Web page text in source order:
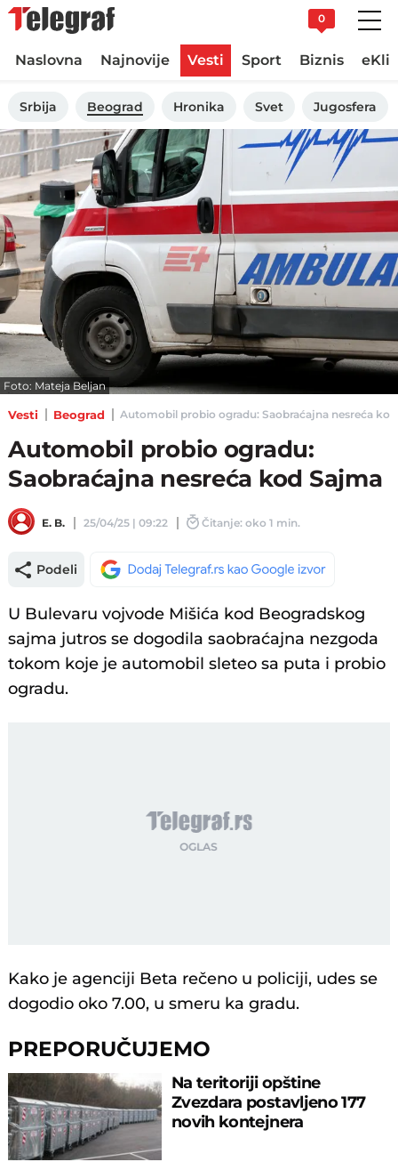
0
Naslovna Najnovije Vesti Sport Biznis
Srbija Beograd Hronika Svet Jugosfera
Foto: Mateja Beljan
Vesti Beograd Automobil probio ogradu: Saobraćajna nesreća kod
Automobil probio ogradu:
Saobraćajna nesreća kod Sajma
E. B. 25/04/25 | 09:22 Čitanje: oko 1 min.
Podeli
U Bulevaru vojvode Mišića kod Beogradskog
sajma jutros se dogodila saobraćajna nezgoda
tokom koje je automobil sleteo sa puta i probio
ogradu.
Kako je agenciji Beta rečeno u policiji, udes se
dogodio oko 7.00, u smeru ka gradu.
PREPORUČUJEMO
Na teritoriji opštine
Zvezdara postavljeno 177
novih kontejnera